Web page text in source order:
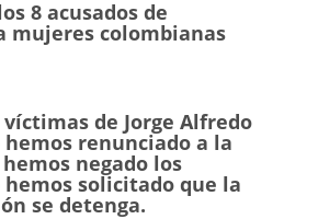
8 acusados de
mujeres colombianas
de Jorge Alfredo
hemos renunciado a la
negado los
hemos solicitado que la
se detenga.